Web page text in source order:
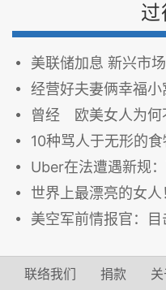
过
美联储加息 新兴市场
经营好夫妻俩幸福小
曾经 欧美女人为何
10种骂人于无形的食
Uber在法遭遇新规
世界上最漂亮的女人
美空军前情报官：
联络我们 捐款